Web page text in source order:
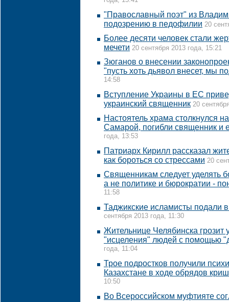
"Православный поэт" из
подозрению в педофилии 20
Более десяти человек стали
мечети 20 сентября 2013 года, 15:21
Зюганов о внесении
"пусть хоть дьявол внесет, мы
14:58
Вступление Украины в ЕС
украинский священник 20
Настоятель храма столкнулся
Самарой, погибли священник и
года, 13:53
Патриарх Кирилл рассказал
как бороться со стрессами 20
Священникам следует уделять
а не политике и бюрократии -
11:58
Таджикские исламисты подали
сентября 2013 года, 11:30
Жительнице Челябинска грозит
"исцеления" людей с помощью
года, 11:04
Трое подростков получили
Казахстане в ходе обрядов
10:50
Во Всероссийском муфтияте